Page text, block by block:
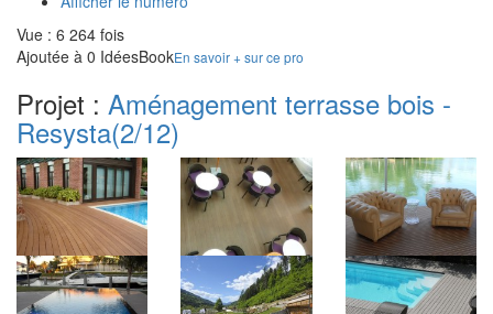
Vue : 6 264 fois
Ajoutée à 0 IdéesBookEn savoir + sur ce pro
Projet : Aménagement terrasse bois -
Resysta(2/12)